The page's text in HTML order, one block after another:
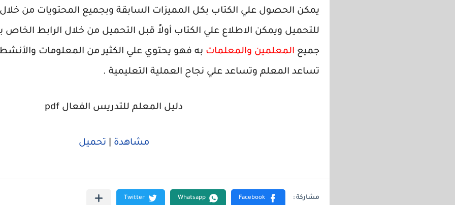
يمكن الحصول علي الكتاب بكل المميزات السابقة وبجميع المحتويات من خلال
للتحميل ويمكن الاطلاع علي الكتاب أولاً قبل التحميل من خلال الرابط
جميع المعلمين والمعلمات به فهو يحتوي علي الكثير من المعلومات
تساعد المعلم وتساعد علي نجاح العملية التعليمية .
دليل المعلم للتدريس الفعال pdf
مشاهدة تحميل